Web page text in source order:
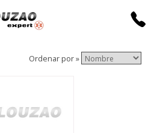
Ordenar por »